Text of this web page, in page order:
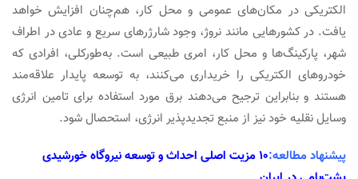
الکتریکی در مکان‌های عمومی و محل کار، هم‌چنان افزایش خواهد
یافت. در کشورهایی مانند نروژ، وجود شارژرهای سریع و عادی در اطراف
شهر، پارکینگ‌ها و محل کار، امری طبیعی است. به‌طورکلی، افرادی که
خودروهای الکتریکی را خریداری می‌کنند، به توسعه پایدار علاقه‌مند
هستند و بنابراین ترجیح می‌دهند برق مورد استفاده برای تامین انرژی
وسایل نقلیه خود نیز از منبع تجدیدپذیر انرژی، استحصال شود.
پیشنهاد مطالعه:
۱۰ مزیت اصلی احداث و توسعه نیروگاه خورشیدی